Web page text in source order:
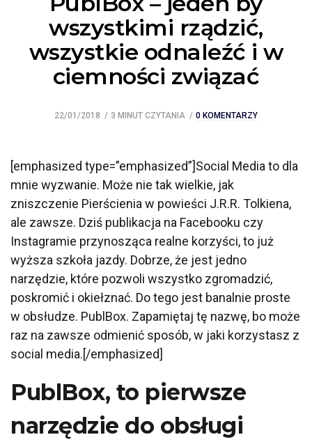
wszystkimi rządzić,
wszystkie odnaleźć i w
ciemności związać
22/01/2018 3 MINUT CZYTANIA 0 KOMENTARZY
[emphasized type=”emphasized”]Social Media to dla
mnie wyzwanie. Może nie tak wielkie, jak
zniszczenie Pierścienia w powieści J.R.R. Tolkiena,
ale zawsze. Dziś publikacja na Facebooku czy
Instagramie przynosząca realne korzyści, to już
wyższa szkoła jazdy. Dobrze, że jest jedno
narzędzie, które pozwoli wszystko zgromadzić,
poskromić i okiełznać. Do tego jest banalnie proste
w obsłudze. PublBox. Zapamiętaj tę nazwę, bo może
raz na zawsze odmienić sposób, w jaki korzystasz z
social media.[/emphasized]
PublBox, to pierwsze
narzędzie do obsługi